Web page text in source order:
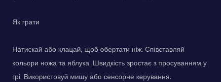
Як грати
Натискай або клацай, щоб обертати ніж. Співставляй
кольори ножа та яблука. Швидкість зростає з просуванням у
грі. Використовуй мишу або сенсорне керування.